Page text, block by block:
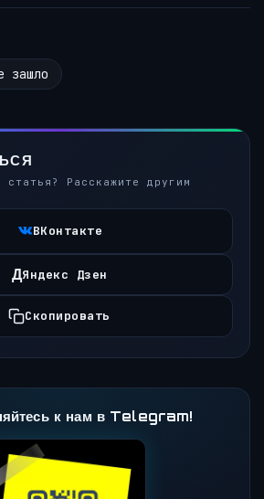
зашло
статья? Расскажите другим
ВКонтакте
ДЯндекс Дзен
Скопировать
к нам в Telegram!